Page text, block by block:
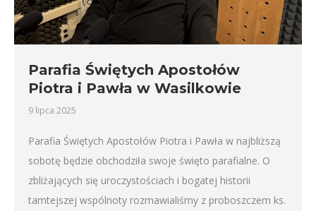
Parafia Świętych Apostołów
Piotra i Pawła w Wasilkowie
9 lipca 2025
Parafia Świętych Apostołów Piotra i Pawła w najbliższą
sobotę będzie obchodziła swoje święto parafialne. O
zbliżających się uroczystościach i bogatej historii
tamtejszej wspólnoty rozmawialiśmy z proboszczem ks.